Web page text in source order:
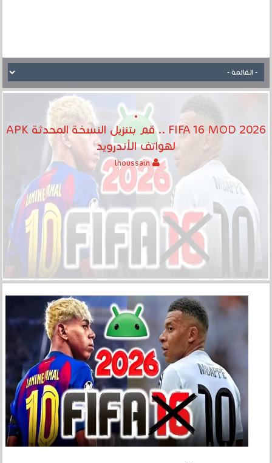
FIFA 16 MOD 2026 .. قم بتنزيل النسخة المحدثة APK
لهواتف الأندرويد
lhoussain